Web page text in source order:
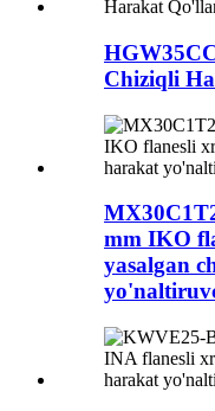
Chiziqli
mm IKO
yasalgan